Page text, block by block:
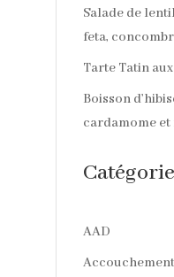
Salade de
feta,
Tarte Tatin
Boisson
cardamome et
AAD
Accouchement